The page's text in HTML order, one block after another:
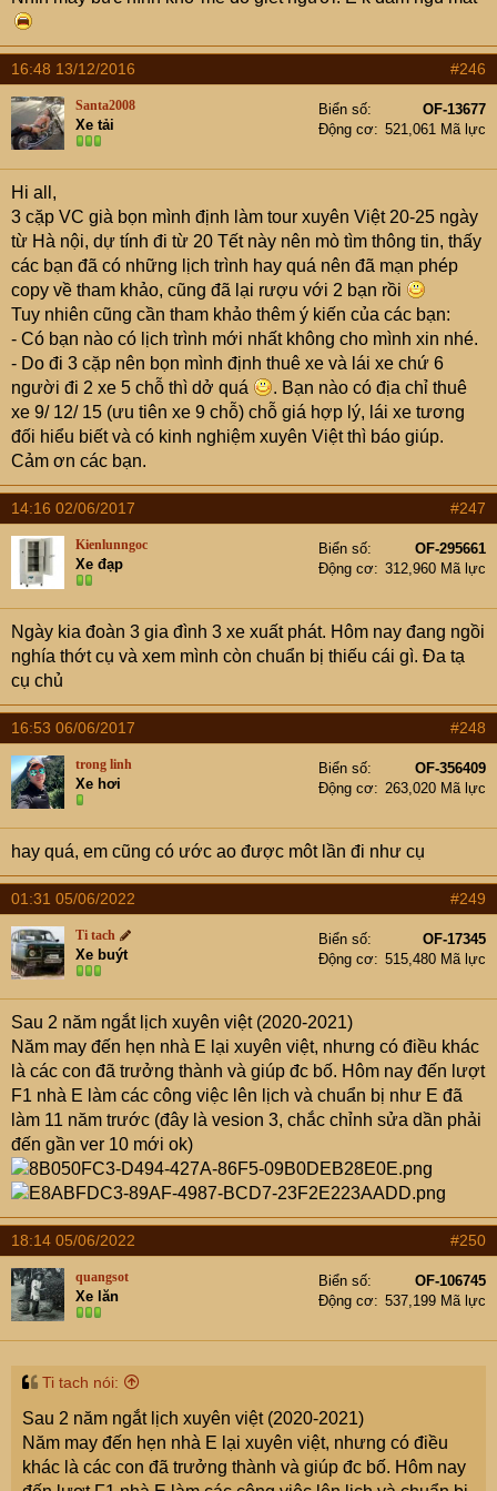
16:48 13/12/2016 #246
Santa2008
Xe tải
Biển số
OF-13677
Động cơ
521,061 Mã lực
Hi all,
3 cặp VC già bọn mình định làm tour xuyên Việt 20-25 ngày
từ Hà nội, dự tính đi từ 20 Tết này nên mò tìm thông tin, thấy
các bạn đã có những lịch trình hay quá nên đã mạn phép
copy về tham khảo, cũng đã lại rượu với 2 bạn rồi
Tuy nhiên cũng cần tham khảo thêm ý kiến của các bạn:
- Có bạn nào có lịch trình mới nhất không cho mình xin nhé.
- Do đi 3 cặp nên bọn mình định thuê xe và lái xe chứ 6
người đi 2 xe 5 chỗ thì dở quá
. Bạn nào có địa chỉ thuê
xe 9/ 12/ 15 (ưu tiên xe 9 chỗ) chỗ giá hợp lý, lái xe tương
đối hiểu biết và có kinh nghiệm xuyên Việt thì báo giúp.
Cảm ơn các bạn.
14:16 02/06/2017 #247
Kienlunngoc
Xe đạp
Biển số
OF-295661
Động cơ
312,960 Mã lực
Ngày kia đoàn 3 gia đình 3 xe xuất phát. Hôm nay đang ngồi
nghía thớt cụ và xem mình còn chuẩn bị thiếu cái gì. Đa tạ
cụ chủ
16:53 06/06/2017 #248
trong linh
Xe hơi
Biển số
OF-356409
Động cơ
263,020 Mã lực
hay quá, em cũng có ước ao được môt lần đi như cụ
01:31 05/06/2022 #249
Ti tach
Xe buýt
Biển số
OF-17345
Động cơ
515,480 Mã lực
Sau 2 năm ngắt lịch xuyên việt (2020-2021)
Năm may đến hẹn nhà E lại xuyên việt, nhưng có điều khác
là các con đã trưởng thành và giúp đc bố. Hôm nay đến lượt
F1 nhà E làm các công việc lên lịch và chuẩn bị như E đã
làm 11 năm trước (đây là vesion 3, chắc chỉnh sửa dần phải
đến gần ver 10 mới ok)
18:14 05/06/2022 #250
quangsot
Xe lăn
Biển số
OF-106745
Động cơ
537,199 Mã lực
Ti tach nói:
Sau 2 năm ngắt lịch xuyên việt (2020-2021)
Năm may đến hẹn nhà E lại xuyên việt, nhưng có điều
khác là các con đã trưởng thành và giúp đc bố. Hôm nay